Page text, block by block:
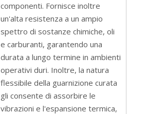
componenti. Fornisce inoltre
un'alta resistenza a un ampio
spettro di sostanze chimiche, oli
e carburanti, garantendo una
durata a lungo termine in ambienti
operativi duri. Inoltre, la natura
flessibile della guarnizione curata
gli consente di assorbire le
vibrazioni e l'espansione termica,